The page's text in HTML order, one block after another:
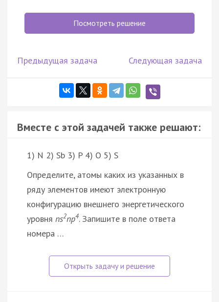
Посмотреть решение
Предыдущая задача Следующая задача
Вместе с этой задачей также решают:
1) N 2) Sb 3) P 4) O 5) S
Определите, атомы каких из указанных в
ряду элементов имеют электронную
конфигурацию внешнего энергетического
уровня ns2np4. Запишите в поле ответа
номера …